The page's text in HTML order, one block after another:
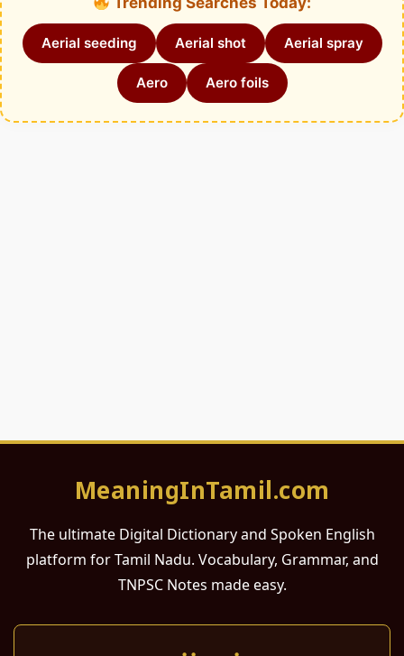
Aerial seeding Aerial shot Aerial spray
Aero Aero foils
MeaningInTamil.com
The ultimate Digital Dictionary and Spoken English
platform for Tamil Nadu. Vocabulary, Grammar, and
TNPSC Notes made easy.